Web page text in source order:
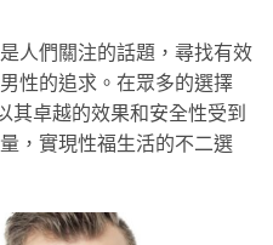
人們關注的話題，尋找有效
性的追求。在眾多的選擇
其卓越的效果和安全性受到
，實現性福生活的不二選